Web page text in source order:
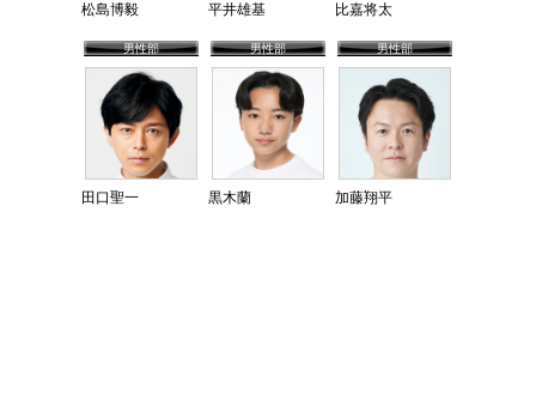
松島博毅 平井雄基 比嘉将太
男性部
田口聖一
男性部
黒木蘭
男性部
加藤翔平